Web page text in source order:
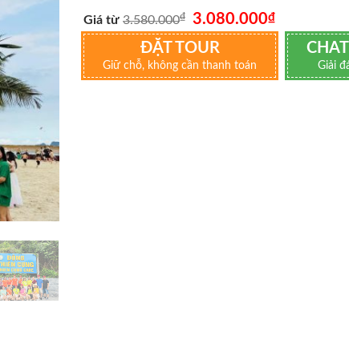
Giá từ 3.580.000₫
Giá
gốc
là:
3.580.000₫.
3.080.000₫Giá
hiện
tại
là:
3.080.000₫.
ĐẶT TOUR
Giữ chỗ, không cần thanh toán Giải